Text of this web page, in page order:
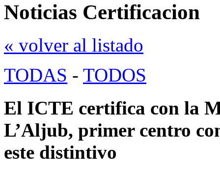
Noticias Certificacion
« volver al listado
TODAS - TODOS
El ICTE certifica con la
L’Aljub, primer centro
este distintivo